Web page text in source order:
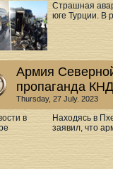
Страшная
юге Турции. В
Армия
пропаганда
Thursday, 27 July. 2023
Находясь в
заявил, что